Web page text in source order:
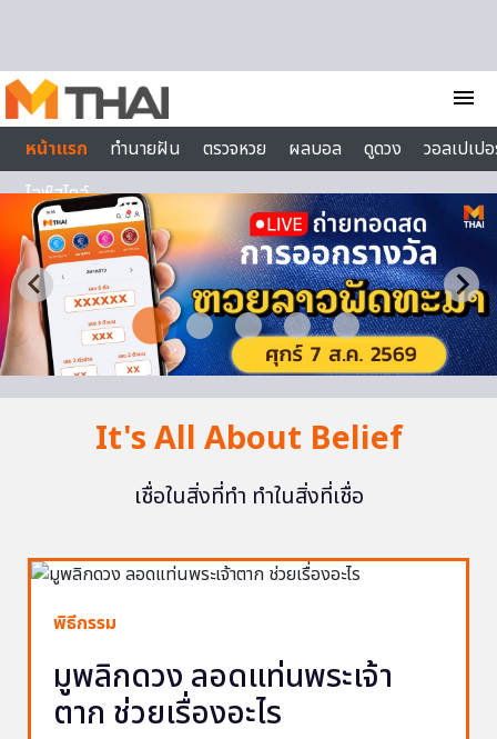
menu
หน้าแรก
ทำนายฝัน ตรวจหวย ผลบอล ดูดวง
วอลเปเป
ไลฟ์สไตล์
It's All About Belief
เชื่อในสิ่งที่ทำ ทำในสิ่งที่เชื่อ
พิธีกรรม
มูพลิกดวง ลอดแท่นพระเจ้า
ตาก ช่วยเรื่องอะไร